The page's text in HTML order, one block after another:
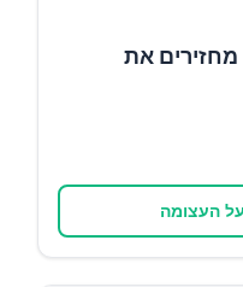
את
העצומה